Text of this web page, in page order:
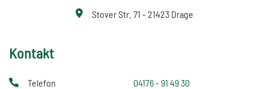
Stover Str. 71 - 21423 Drage
Kontakt
Telefon
04176 - 91 49 30